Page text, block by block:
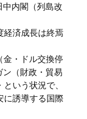
内閣（列島改
経済成長は終焉
・ドル交換停
（財政・貿易
いう状況で、
に誘導する国際